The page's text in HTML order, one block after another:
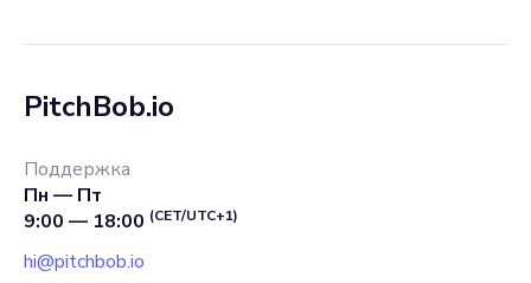
PitchBob.io
Поддержка
Пн — Пт
9:00 — 18:00 (CET/UTC+1)
hi@pitchbob.io